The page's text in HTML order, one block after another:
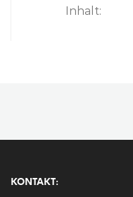
Inhalt:
KONTAKT: